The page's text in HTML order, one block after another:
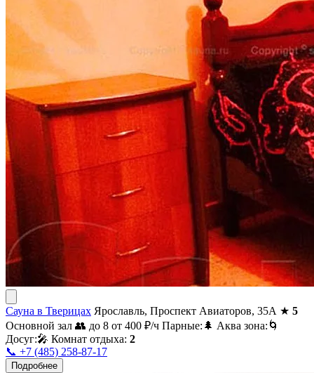
Сауна в Тверицах Ярославль, Проспект Авиаторов, 35А ★ 5
Основной зал 👥 до 8 от 400 ₽/ч Парные: 🌲 Аква зона: 🌀
Досуг:🎤 Комнат отдыха: 2
📞 +7 (485) 258-87-17
Подробнее